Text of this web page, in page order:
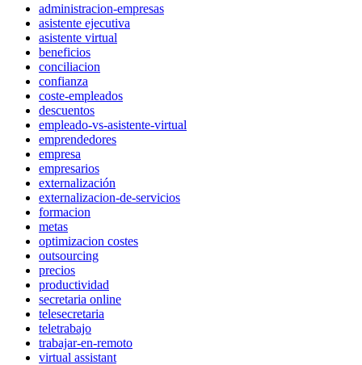
administracion-empresas
asistente ejecutiva
asistente virtual
beneficios
conciliacion
confianza
coste-empleados
descuentos
empleado-vs-asistente-virtual
emprendedores
empresa
empresarios
externalización
externalizacion-de-servicios
formacion
metas
optimizacion costes
outsourcing
precios
productividad
secretaria online
telesecretaria
teletrabajo
trabajar-en-remoto
virtual assistant